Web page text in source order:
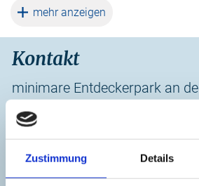
Zustimmung Details
Kontakt
minimare Entdeckerpark an
+49 38827 885945
Gärten und Parklandschaften machen
liefert die minimare-App fesselnde
keinem Reiseführer stehen, sowie ein
schlaue Köpfe. Und auf dem großen
warten Abenteuer für die Kleinsten.
Der Entdeckerpark minimare macht
auf eine familienfreundliche und
ein - der ideale Anlaufpunkt für kleine
weiterlesen
mehr anzeigen